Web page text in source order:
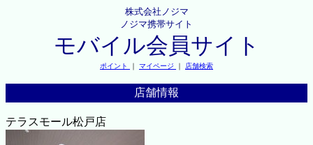
株式会社ノジマ
ノジマ携帯サイト
モバイル会員サイト
ポイント ｜ マイページ ｜ 店舗検索
店舗情報
テラスモール松戸店